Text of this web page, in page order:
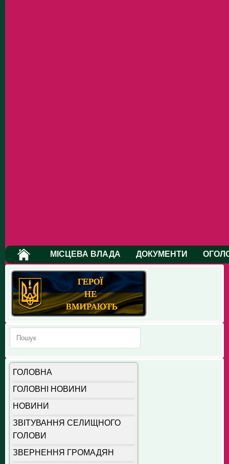
МІСЦЕВА ВЛАДА ДОКУМЕНТИ
ГОЛОВНА
ГОЛОВНІ НОВИНИ
НОВИНИ
ЗВІТУВАННЯ СЕЛИЩНОГО
ГОЛОВИ
ЗВЕРНЕННЯ ГРОМАДЯН